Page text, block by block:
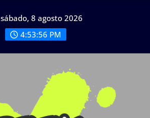
sábado, 8 agosto 2026
4:53:58 PM